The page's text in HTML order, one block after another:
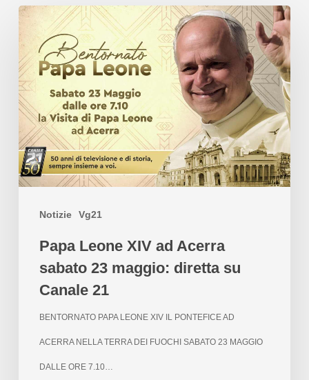
Notizie Vg21
Papa Leone XIV ad Acerra
sabato 23 maggio: diretta su
Canale 21
BENTORNATO PAPA LEONE XIV IL PONTEFICE AD
ACERRA NELLA TERRA DEI FUOCHI SABATO 23 MAGGIO
DALLE ORE 7.10…